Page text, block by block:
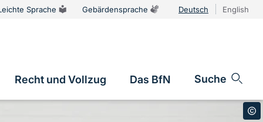
Sprache Gebärdensprache Deutsch English
Recht und Vollzug Das BfN Suche